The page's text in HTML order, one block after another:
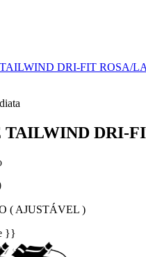
DRI-FIT ROSA/
TAILWIND DRI-
( AJUSTÁVEL )
}}